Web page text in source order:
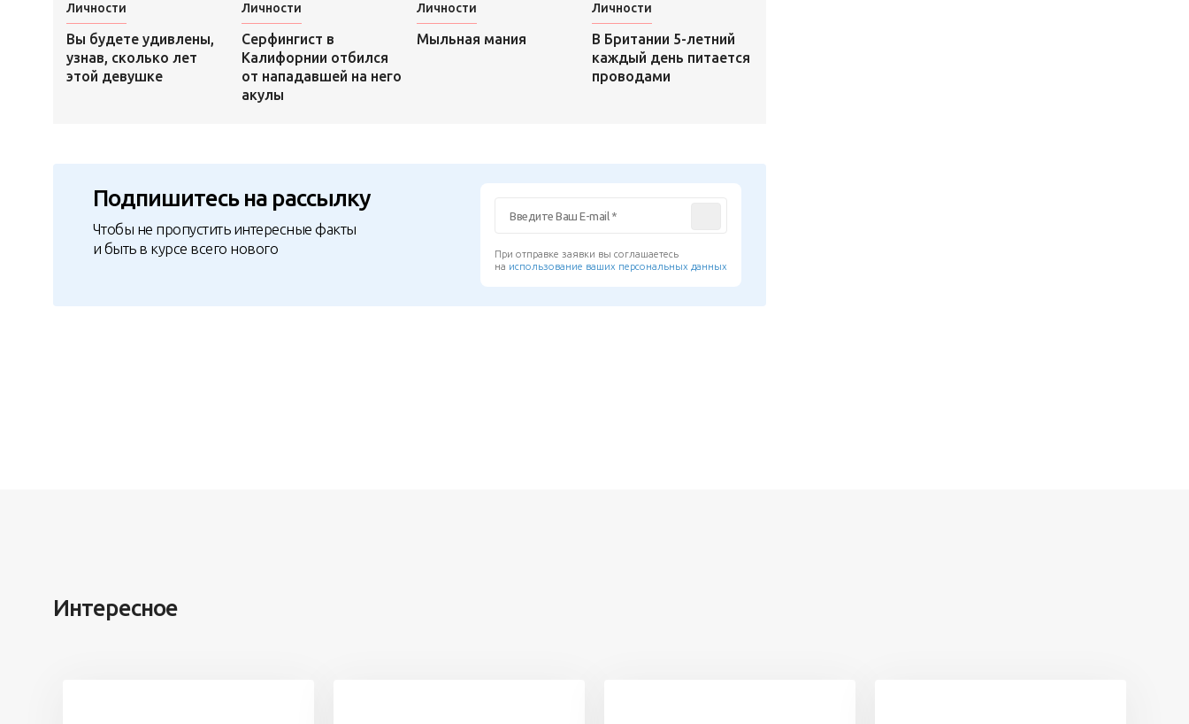
Личности
Вы будете удивлены,
узнав, сколько лет
этой девушке
Личности
Серфингист в
Калифорнии отбился
от нападавшей на него
акулы
Личности
Мыльная мания
Личности
В Британии 5-летний
каждый день питается
проводами
Подпишитесь на рассылку
Чтобы не пропустить интересные факты
и быть в курсе всего нового
При отправке заявки вы соглашаетесь
на использование ваших персональных данных
Интересное